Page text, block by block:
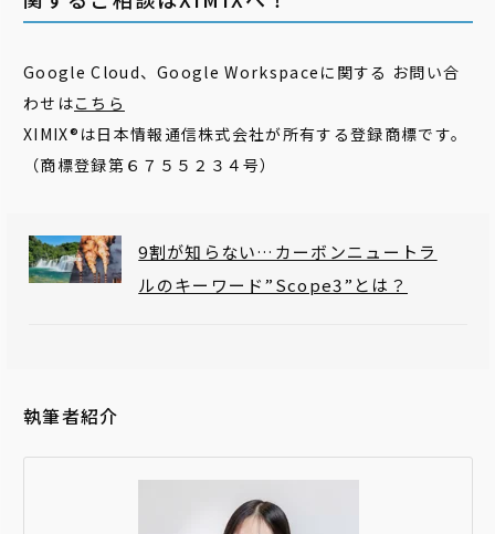
Google Cloud、Google Workspaceに関する お問い合
わせはこちら
XIMIX®は日本情報通信株式会社が所有する登録商標です。
（商標登録第６７５５２３４号）
9割が知らない…カーボンニュートラ
ルのキーワード”Scope3”とは？
執筆者紹介